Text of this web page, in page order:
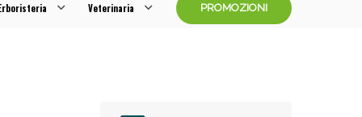
Veterinaria PROMOZIONI